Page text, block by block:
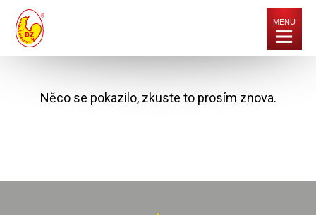
MENU
Něco se pokazilo, zkuste to prosím znova.